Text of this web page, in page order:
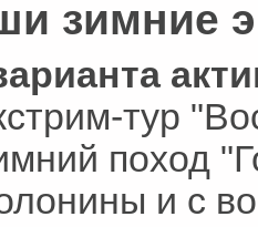
зимние
тур
поход
и с